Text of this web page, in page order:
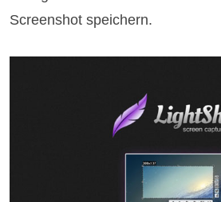
Screenshot speichern.